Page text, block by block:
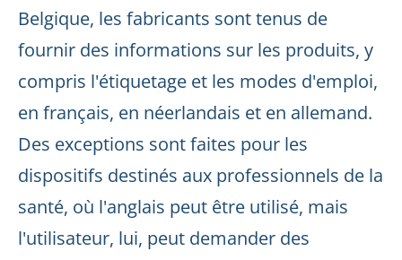
Belgique, les fabricants sont tenus de
fournir des informations sur les produits, y
compris l'étiquetage et les modes d'emploi,
en français, en néerlandais et en allemand.
Des exceptions sont faites pour les
dispositifs destinés aux professionnels de la
santé, où l'anglais peut être utilisé, mais
l'utilisateur, lui, peut demander des